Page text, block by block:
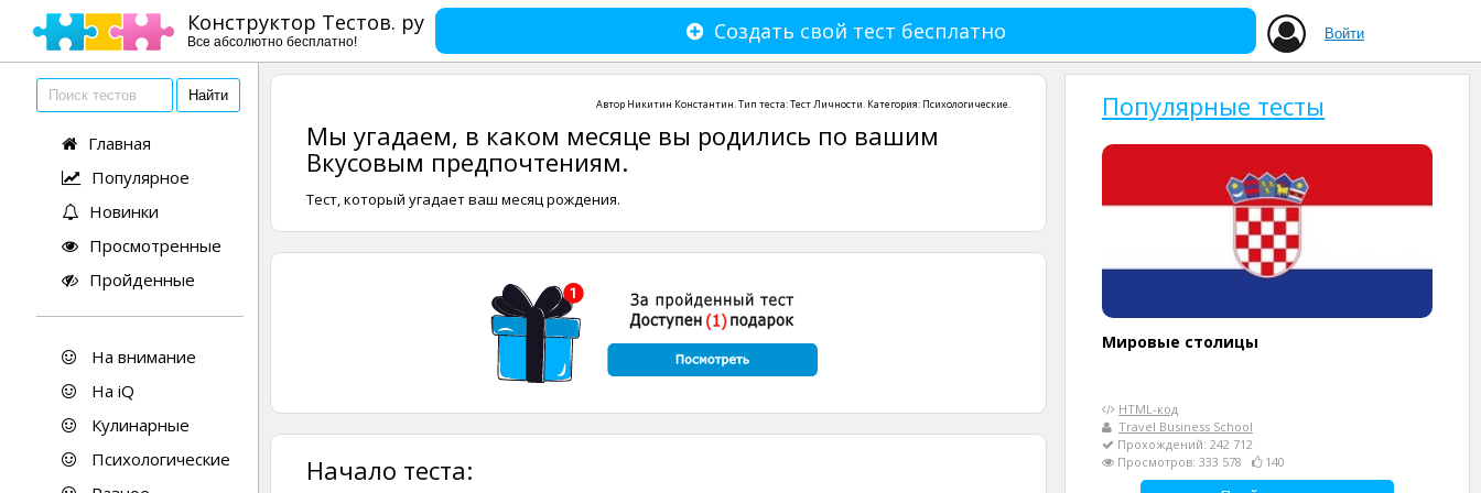
Конструктор Тестов. ру
Все абсолютно бесплатно! Войти
Создать свой тест бесплатно
Главная
Популярное
Новинки
Просмотренные
Пройденные
На внимание
На iQ
Кулинарные
Психологические
Автор Никитин Константин. Тип теста:Тест Личности. Категория: Психологические.
Мы угадаем, в каком месяце вы родились по вашим
Вкусовым предпочтениям.
Тест, который угадает ваш месяц рождения.
Начало теста:
Популярные тесты
Мировые столицы
HTML-код
Travel Business School
Прохождений: 242 712
Просмотров: 333 578
140